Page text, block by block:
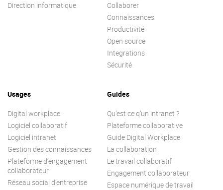
Direction informatique
Collaborer
Connaissances
Productivité
Open source
Integrations
Sécurité
Usages
Digital workplace
Logiciel collaboratif
Logiciel intranet
Gestion des connaissances
Plateforme d’engagement
collaborateur
Réseau social d’entreprise
Guides
Qu’est ce q’un intranet ?
Plateforme collaborative
Guide Digital Workplace
La collaboration
Le travail collaboratif
Engagement collaborateur
Espace numérique de travail